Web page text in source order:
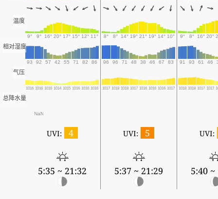
温度
9° 9° 16° 20° 17° 15° 12° 11° 8° 8° 14° 19° 21° 19° 14° 10° 9° 8° 16° 20°
相对湿度
93 92 57 42 55 71 82 86 96 96 71 48 38 46 67 83 91 93 61 46
气压
1016 1016 1016 1014 1015 1016 1016 1016 1017 1018 1018 1017 1016 1016 1016 1017 1018 1018 1017 1017
总降水量
NaN
UVI: 4
5:35 ~ 21:32
UVI: 5
5:37 ~ 21:29
UVI:
5:40 ~